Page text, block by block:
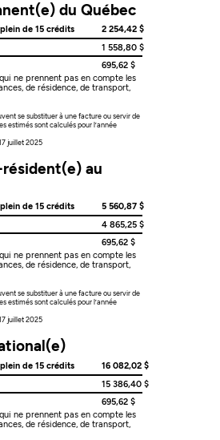
du Québec
de 15 crédits
2 254,42 $
1 558,80 $
695,62 $
ne prennent pas en compte les
de résidence, de transport,
se substituer à une facture ou servir de
estimés sont calculés pour l’année
juillet 2025
au
de 15 crédits
5 560,87 $
4 865,25 $
695,62 $
ne prennent pas en compte les
de résidence, de transport,
se substituer à une facture ou servir de
estimés sont calculés pour l’année
juillet 2025
de 15 crédits
16 082,02 $
15 386,40 $
695,62 $
ne prennent pas en compte les
de résidence, de transport,